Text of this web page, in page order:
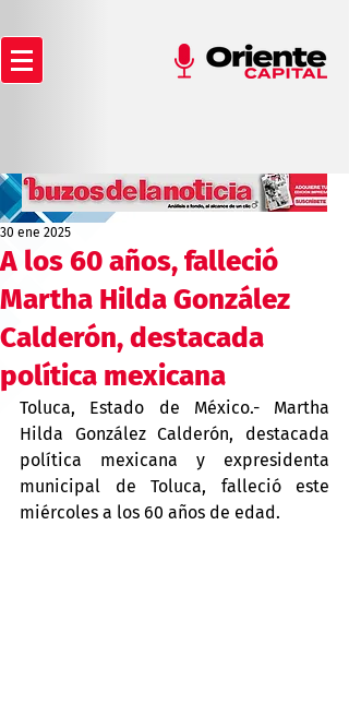
A los 60 años, falleció
Martha Hilda González
Calderón, destacada
política mexicana
30 ene 2025
Toluca, Estado de México.- Martha
Hilda González Calderón, destacada
política mexicana y expresidenta
municipal de Toluca, falleció este
miércoles a los 60 años de edad.